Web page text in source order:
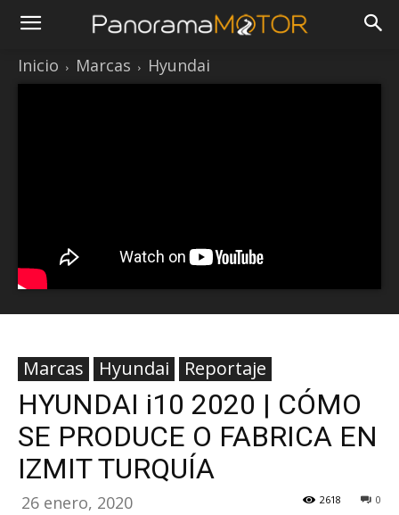
Inicio Marcas Hyundai
Marcas Hyundai Reportaje
HYUNDAI i10 2020 | CÓMO
SE PRODUCE O FABRICA EN
IZMIT TURQUÍA
26 enero, 2020 0
2618